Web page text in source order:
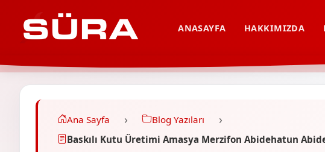
ANASAYFA HAKKIMIZDA
Ana Sayfa
Blog Yazıları
Baskılı Kutu Üretimi Amasya Merzifon Abidehatun